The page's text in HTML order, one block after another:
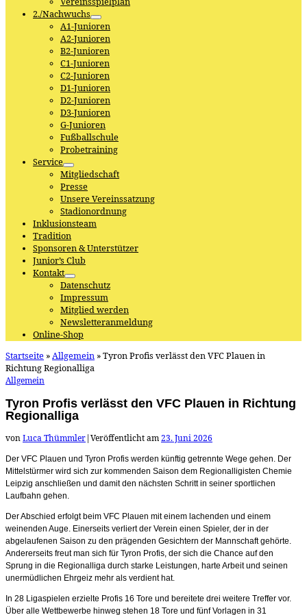
2./Nachwuchs
A1-Junioren
A2-Junioren
B2-Junioren
C1-Junioren
C2-Junioren
D1-Junioren
D2-Junioren
D3-Junioren
G-Junioren
Fußballschule
Probetraining
Service
Mitgliedschaft
Presse
Unsere Vereinssatzung
Stadionordnung
Inklusionsteam
Tradition
Sponsoren & Unterstützer
Junior’s Club
Kontakt
Datenschutz
Impressum
Mitglied werden
Newsletteranmeldung
Online-Shop
Startseite »Allgemein »Tyron Profis verlässt den VFC Plauen in
Richtung Regionalliga
Allgemein
Tyron Profis verlässt den VFC Plauen in Richtung
Regionalliga
vonLuca Thümmler|Veröffentlicht am23. Juni 2026
Der VFC Plauen und Tyron Profis werden künftig getrennte Wege gehen. Der
Mittelstürmer wird sich zur kommenden Saison dem Regionalligisten Chemie
Leipzig anschließen und damit den nächsten Schritt in seiner sportlichen
Laufbahn gehen.
Der Abschied erfolgt beim VFC Plauen mit einem lachenden und einem
weinenden Auge. Einerseits verliert der Verein einen Spieler, der in der
abgelaufenen Saison zu den prägenden Gesichtern der Mannschaft gehörte.
Andererseits freut man sich für Tyron Profis, der sich die Chance auf den
Sprung in die Regionalliga durch starke Leistungen, harte Arbeit und seinen
unermüdlichen Ehrgeiz mehr als verdient hat.
In 28 Ligaspielen erzielte Profis 16 Tore und bereitete drei weitere Treffer vor.
Über alle Wettbewerbe hinweg stehen 18 Tore und fünf Vorlagen in 31